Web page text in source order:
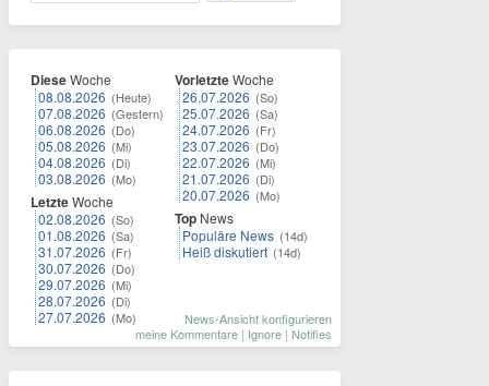
DieseWoche
08.08.2026 (Heute)
07.08.2026 (Gestern)
06.08.2026 (Do)
05.08.2026 (Mi)
04.08.2026 (Di)
03.08.2026 (Mo)
LetzteWoche
02.08.2026 (So)
01.08.2026 (Sa)
31.07.2026 (Fr)
30.07.2026 (Do)
29.07.2026 (Mi)
28.07.2026 (Di)
27.07.2026 (Mo)
VorletzteWoche
26.07.2026 (So)
25.07.2026 (Sa)
24.07.2026 (Fr)
23.07.2026 (Do)
22.07.2026 (Mi)
21.07.2026 (Di)
20.07.2026 (Mo)
Top News
Populäre News (14d)
Heiß diskutiert (14d)
News-Ansicht konfigurieren
meine Kommentare | Ignore | Notifies